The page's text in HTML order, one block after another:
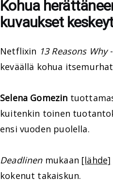
Kohua
kuvaukset
Netflixin 13 Reasons Why-
keväällä kohua
Selena Gomezin
kuitenkin toinen
ensi vuoden puolella.
Deadlinenmukaan [lähde]
kokenut takaiskun.